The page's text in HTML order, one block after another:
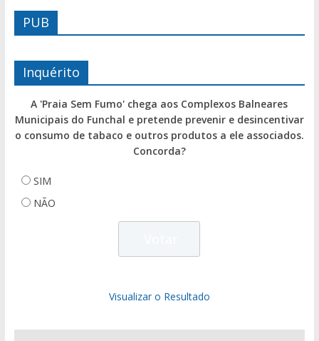
PUB
Inquérito
A 'Praia Sem Fumo' chega aos Complexos Balneares
Municipais do Funchal e pretende prevenir e desincentivar
o consumo de tabaco e outros produtos a ele associados.
Concorda?
SIM
NÃO
Visualizar o Resultado